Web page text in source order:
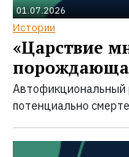
01.07.2026
Истории
«Царствие
Автофикциональный
потенциально